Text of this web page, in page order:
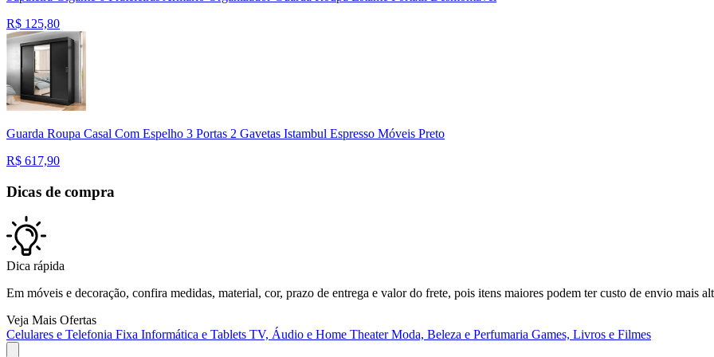
R$ 125,80
Guarda Roupa Casal Com Espelho 3 Portas 2 Gavetas Istambul Espresso Móveis Preto
R$ 617,90
Dicas de compra
Dica rápida
Em móveis e decoração, confira medidas, material, cor, prazo de entrega e valor do frete, pois itens maiores podem ter custo de envio mais
Veja Mais Ofertas
Celulares e Telefonia Fixa Informática e Tablets TV, Áudio e Home TheaterModa, Beleza e Perfumaria Games, Livros e Filmes